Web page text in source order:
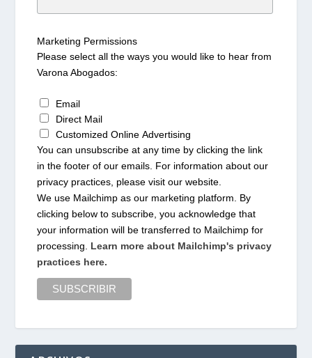
Marketing Permissions
Please select all the ways you would like to hear from
Varona Abogados:
Email
Direct Mail
Customized Online Advertising
You can unsubscribe at any time by clicking the link
in the footer of our emails. For information about our
privacy practices, please visit our website.
We use Mailchimp as our marketing platform. By
clicking below to subscribe, you acknowledge that
your information will be transferred to Mailchimp for
processing. Learn more about Mailchimp's privacy
practices here.